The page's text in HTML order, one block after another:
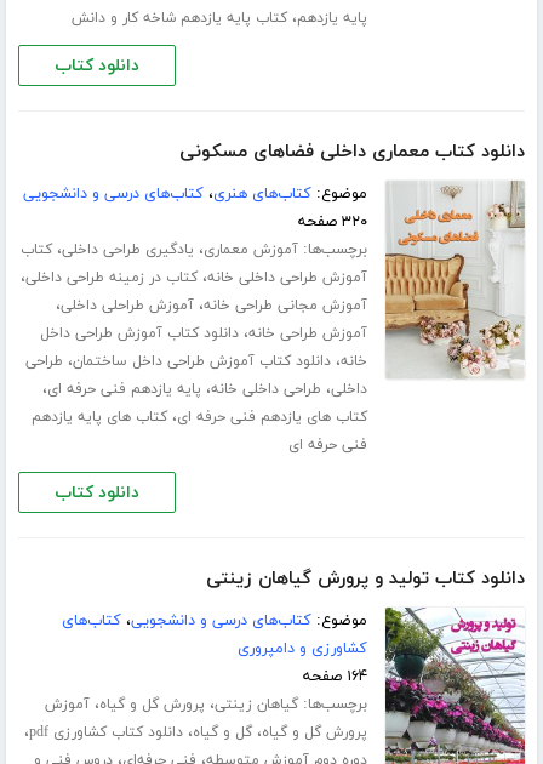
پایه یازدهم،کتاب پایه یازدهم شاخه کار و دانش
دانلود کتاب
دانلود کتاب معماری داخلی فضاهای مسکونی
موضوع:کتاب‌های هنری،کتاب‌های درسی و دانشجویی
۳۲۰ صفحه
برچسب‌ها:آموزش معماری، یادگیری طراحی داخلی،کتاب
آموزش طراحی داخلی خانه،کتاب در زمینه طراحی داخلی،
آموزش مجانی طراحی خانه،آموزش طراحلی داخلی،
آموزش طراحی خانه،دانلود کتاب آموزش طراحی داخل
خانه،دانلود کتاب آموزش طراحی داخل ساختمان، طراحی
داخلی، طراحی داخلی خانه، پایه یازدهم فنی حرفه ای،
کتاب های یازدهم فنی حرفه ای،کتاب های پایه یازدهم
فنی حرفه ای
دانلود کتاب
دانلود کتاب تولید و پرورش گیاهان زینتی
موضوع:کتاب‌های درسی و دانشجویی،کتاب‌های
کشاورزی و دامپروری
۱۶۴ صفحه
برچسب‌ها:گیاهان زینتی، پرورش گل و گیاه،آموزش
پرورش گل و گیاه،گل و گیاه،دانلود کتاب کشاورزی pdf ،